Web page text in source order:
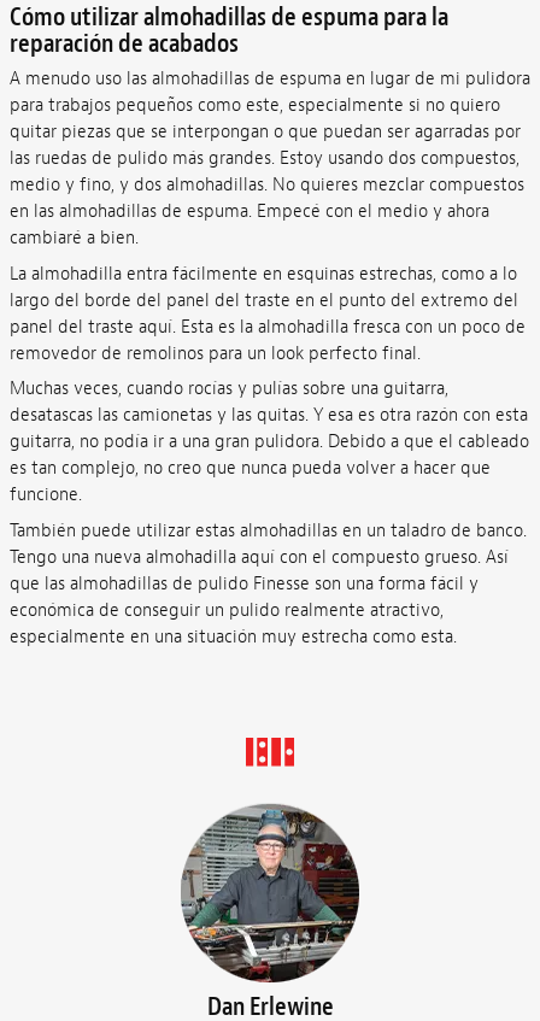
Cómo utilizar almohadillas de espuma para la
reparación de acabados
A menudo uso las almohadillas de espuma en lugar de mi pulidora
para trabajos pequeños como este, especialmente si no quiero
quitar piezas que se interpongan o que puedan ser agarradas por
las ruedas de pulido más grandes. Estoy usando dos compuestos,
medio y fino, y dos almohadillas. No quieres mezclar compuestos
en las almohadillas de espuma. Empecé con el medio y ahora
cambiaré a bien.
La almohadilla entra fácilmente en esquinas estrechas, como a lo
largo del borde del panel del traste en el punto del extremo del
panel del traste aquí. Esta es la almohadilla fresca con un poco de
removedor de remolinos para un look perfecto final.
Muchas veces, cuando rocías y pulías sobre una guitarra,
desatascas las camionetas y las quitas. Y esa es otra razón con esta
guitarra, no podía ir a una gran pulidora. Debido a que el cableado
es tan complejo, no creo que nunca pueda volver a hacer que
funcione.
También puede utilizar estas almohadillas en un taladro de banco.
Tengo una nueva almohadilla aquí con el compuesto grueso. Así
que las almohadillas de pulido Finesse son una forma fácil y
económica de conseguir un pulido realmente atractivo,
especialmente en una situación muy estrecha como esta.
Dan Erlewine